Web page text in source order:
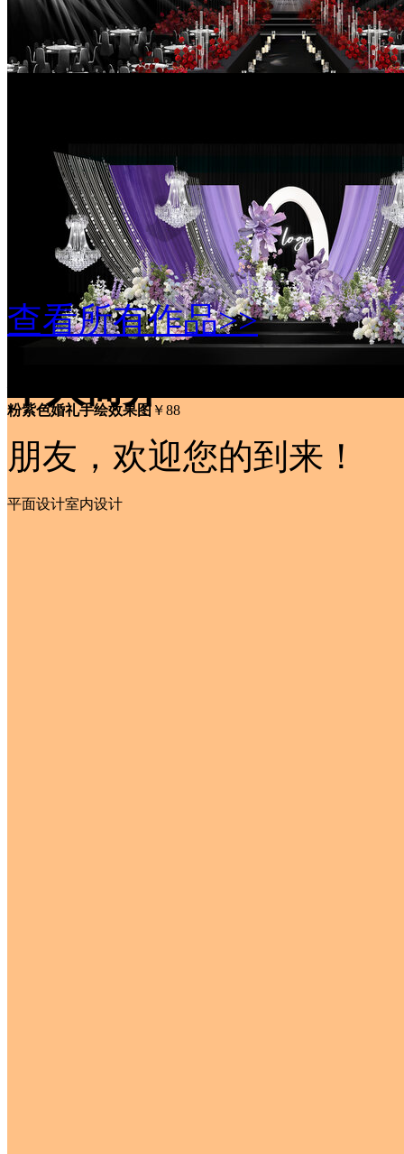
红色秀场风婚礼手绘效果图￥99
粉紫色婚礼手绘效果图 ￥88
查看所有作品>>
个人简介
朋友，欢迎您的到来！
平面设计室内设计